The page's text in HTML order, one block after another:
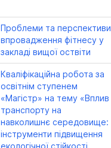
Проблеми та перспективи
впровадження фітнесу у
закладі вищої оствіти
Кваліфікаційна робота за
освітнім ступенем
«Магістр» на тему «Вплив
транспорту на
навколишнє середовище:
інструменти підвищення
екологічної стійкості